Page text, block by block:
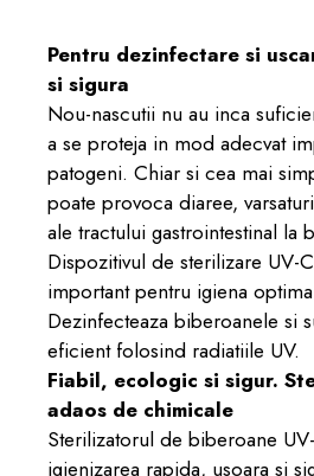
Pentru dezinfectare si
si sigura
Nou-nascutii nu au inca
a se proteja in mod adecvat
patogeni. Chiar si cea mai
poate provoca diaree,
ale tractului gastrointestinal la
Dispozitivul de sterilizare UV-
important pentru igiena
Dezinfecteaza biberoanele si
eficient folosind radiatiile UV.
Fiabil, ecologic si sigur.
adaos de chimicale
Sterilizatorul de biberoane
igienizarea rapida, usoara si